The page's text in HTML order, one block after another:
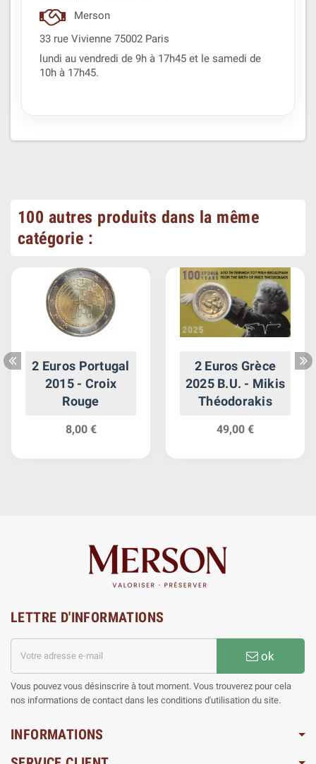
Merson
33 rue Vivienne 75002 Paris
lundi au vendredi de 9h à 17h45 et le samedi de
10h à 17h45.
100 autres produits dans la même
catégorie :
2 Euros Portugal
2015 - Croix
Rouge
8,00 €
2 Euros Grèce
2025 B.U. - Mikis
Théodorakis
49,00 €
LETTRE D'INFORMATIONS
ok
Vous pouvez vous désinscrire à tout moment. Vous trouverez pour cela
nos informations de contact dans les conditions d'utilisation du site.
INFORMATIONS